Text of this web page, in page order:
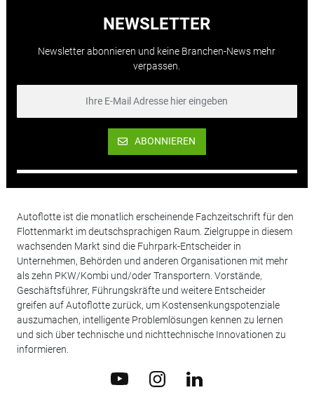
NEWSLETTER
Newsletter abonnieren und keine Branchen-News mehr
verpassen.
ABONNIEREN
Autoflotte ist die monatlich erscheinende Fachzeitschrift für den
Flottenmarkt im deutschsprachigen Raum. Zielgruppe in diesem
wachsenden Markt sind die Fuhrpark-Entscheider in
Unternehmen, Behörden und anderen Organisationen mit mehr
als zehn PKW/Kombi und/oder Transportern. Vorstände,
Geschäftsführer, Führungskräfte und weitere Entscheider
greifen auf Autoflotte zurück, um Kostensenkungspotenziale
auszumachen, intelligente Problemlösungen kennen zu lernen
und sich über technische und nichttechnische Innovationen zu
informieren.